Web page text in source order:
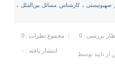
صهیونیستی،کارشناس مسائل بین‌الملل ،
مجموع نظرات : 0 بررسی : 0
انتشار یافته : ۰
تایید توسط